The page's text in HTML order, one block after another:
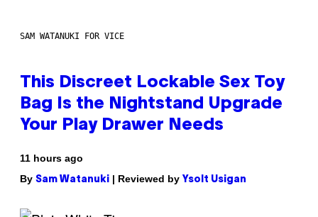
SAM WATANUKI FOR VICE
This Discreet Lockable Sex Toy
Bag Is the Nightstand Upgrade
Your Play Drawer Needs
11 hours ago
By Sam Watanuki | Reviewed by Ysolt Usigan